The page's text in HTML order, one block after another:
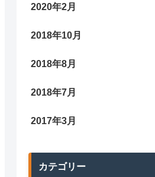
2020年2月
2018年10月
2018年8月
2018年7月
2017年3月
カテゴリー